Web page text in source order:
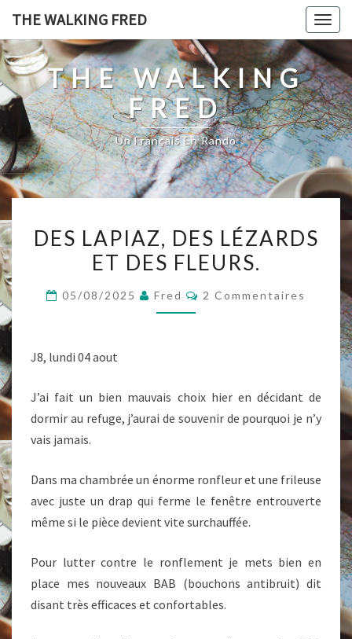
content
THE WALKING FRED
THE WALKING
FRED
Un Français En Rando
LAPIAZ,
DES
DES LAPIAZ, DES LÉZARDS
ET DES FLEURS.
05/08/2025 Fred Commentaires
2 Commentaires
J8, lundi 04 aout
J’ai fait un bien mauvais choix hier en décidant de
dormir au refuge, j’aurai de souvenir de pourquoi je n’y
vais jamais.
Dans ma chambrée un énorme ronfleur et une frileuse
avec juste un drap qui ferme le fenêtre entrouverte
même si le pièce devient vite surchauffée.
Pour lutter contre le ronflement je mets bien en
place mes nouveaux BAB (bouchons antibruit) dit
disant très efficaces et confortables.